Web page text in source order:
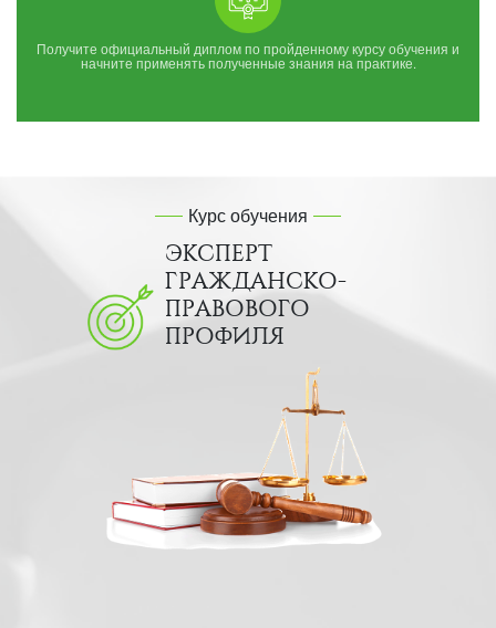
Получите официальный диплом по пройденному курсу обучения и
начните применять полученные знания на практике.
Курс обучения
ЭКСПЕРТ
ГРАЖДАНСКО-
ПРАВОВОГО
ПРОФИЛЯ